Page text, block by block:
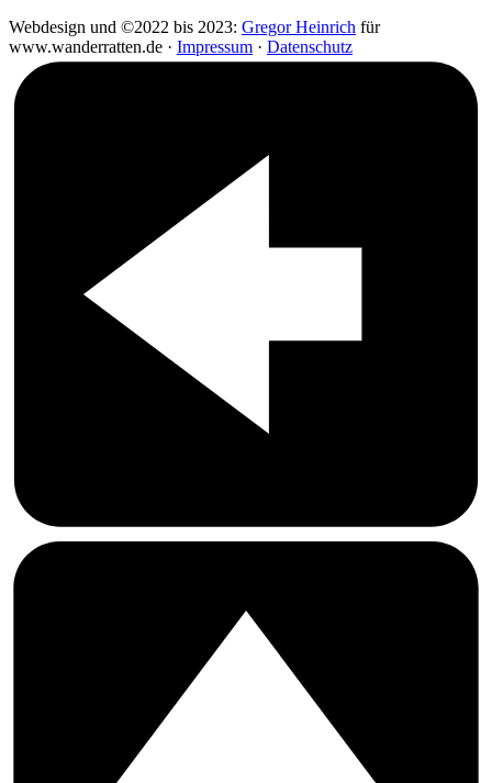
Webdesign und ©2022 bis 2023: Gregor Heinrich für
www.wanderratten.de · Impressum · Datenschutz